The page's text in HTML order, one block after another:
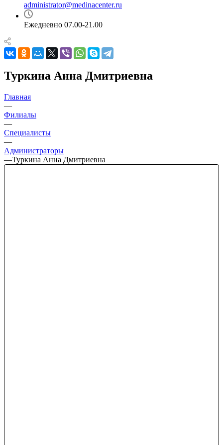
administrator@medinacenter.ru
Ежедневно 07.00-21.00
Туркина Анна Дмитриевна
Главная
—
Филиалы
—
Специалисты
—
Администраторы
—Туркина Анна Дмитриевна